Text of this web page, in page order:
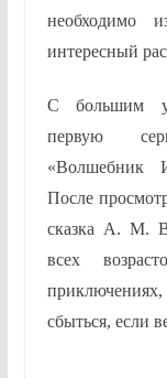
необходимо
интересный
С большим
первую
«Волшебник
После
сказка А. М.
всех
сбыться, если